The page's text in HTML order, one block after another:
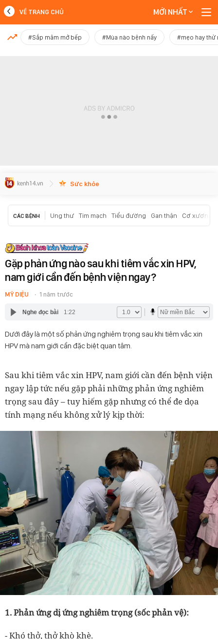
MỚI NHẤT
VỀ TRANG CHỦ MỚI NHẤT
#Sắp mâm mở bếp #Mùa nào bệnh nấy #mẹo hay thử
Sức khỏe
CÁC BỆNH Ung thư Tim mạch Tiểu đường Gan thận Cơ xương
Gặp phản ứng nào sau khi tiêm vắc xin HPV,
nam giới cần đến bệnh viện ngay?
MỸ DIỆU 1 năm trước
Nghe đọc bài 1:22
Dưới đây là một số phản ứng nghiêm trọng sau khi tiêm vắc xin
HPV mà nam giới cần đặc biệt quan tâm.
Sau khi tiêm vắc xin HPV, nam giới cần đến bệnh viện
ngay lập tức nếu gặp phải những phản ứng nghiêm
trọng sau đây – tuy hiếm gặp nhưng có thể đe dọa
tính mạng nếu không xử lý kịp thời:
1. Phản ứng dị ứng nghiêm trọng (sốc phản vệ):
- Khó thở, thở khò khè.